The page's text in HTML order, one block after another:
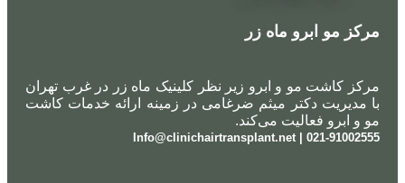
مرکز مو ابرو ماه زر
مرکز کاشت مو و ابرو زیر نظر کلینیک ماه زر در غرب تهران
با مدیریت دکتر میثم ضرغامی در زمینه ارائه خدمات کاشت
مو و ابرو فعالیت می‌کند.
021-91002555 | Info@clinichairtransplant.net